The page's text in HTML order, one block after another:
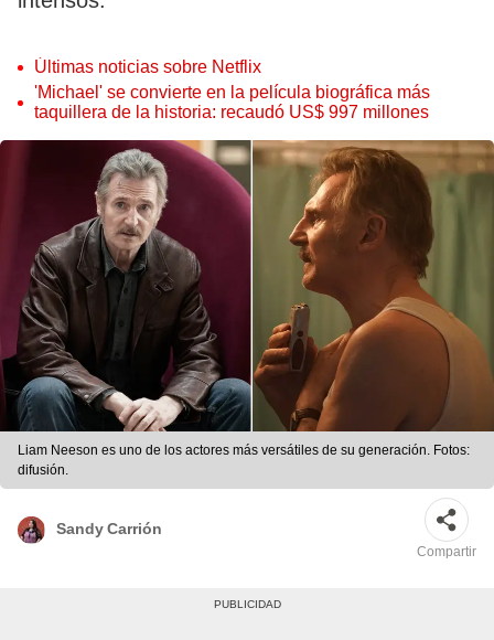
Últimas noticias sobre Netflix
'Michael' se convierte en la película biográfica más
taquillera de la historia: recaudó US$ 997 millones
Liam Neeson es uno de los actores más versátiles de su generación. Fotos:
difusión.
Sandy Carrión
Compartir